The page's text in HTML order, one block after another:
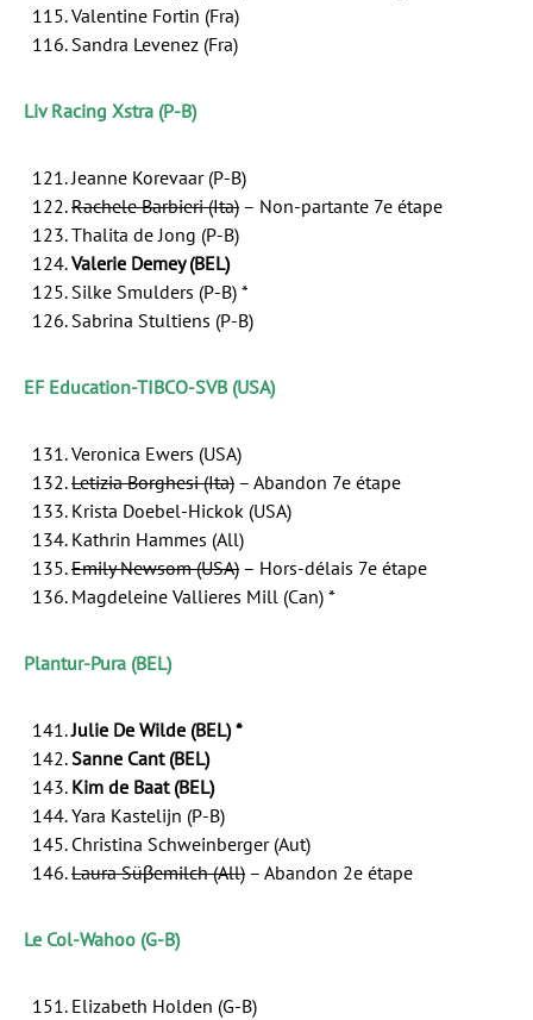
Valentine Fortin (Fra)
Sandra Levenez (Fra)
Liv Racing Xstra (P-B)
Jeanne Korevaar (P-B)
Rachele Barbieri (Ita) – Non-partante 7e étape
Thalita de Jong (P-B)
Valerie Demey (BEL)
Silke Smulders (P-B) *
Sabrina Stultiens (P-B)
EF Education-TIBCO-SVB (USA)
Veronica Ewers (USA)
Letizia Borghesi (Ita) – Abandon 7e étape
Krista Doebel-Hickok (USA)
Kathrin Hammes (All)
Emily Newsom (USA) – Hors-délais 7e étape
Magdeleine Vallieres Mill (Can) *
Plantur-Pura (BEL)
Julie De Wilde (BEL) *
Sanne Cant (BEL)
Kim de Baat (BEL)
Yara Kastelijn (P-B)
Christina Schweinberger (Aut)
Laura Süβemilch (All) – Abandon 2e étape
Le Col-Wahoo (G-B)
Elizabeth Holden (G-B)